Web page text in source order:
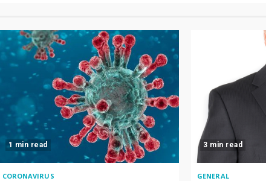
1 min read
CORONAVIRUS
3 min read
GENERAL